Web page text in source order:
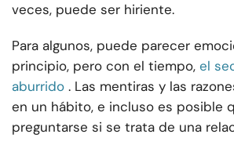
veces, puede ser hiriente.
Para algunos, puede parecer
principio, pero con el tiempo, el
aburrido . Las mentiras y las
en un hábito, e incluso es posible
preguntarse si se trata de una